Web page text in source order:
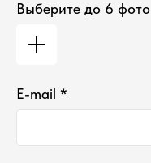
Выберите до 6 фото
E-mail *